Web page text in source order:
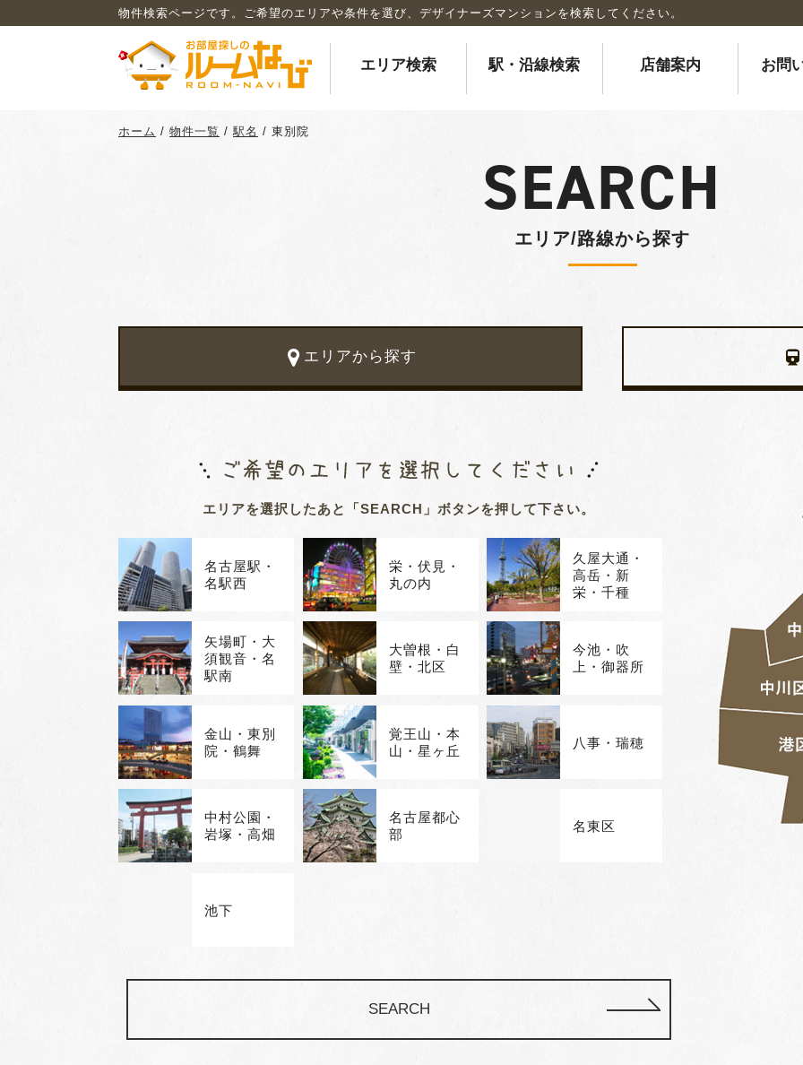
物件検索ページです。ご希望のエリアや条件を選び、デザイナーズマンションを検索してください。
エリア検索 駅・沿線検索 店舗案内 お問
ホーム / 物件一覧 /駅名 / 東別院
SEARCH
エリア/路線から探す
エリアから探す
エリアを選択したあと 「SEARCH」ボタンを押して下さい。
名古屋駅・
名駅西
栄・伏見・
丸の内
久屋大通・
高岳・新
栄・千種
矢場町・大
須観音・名
駅南
大曽根・白
壁・北区
今池・吹
上・御器所
金山・東別
院・鶴舞
覚王山・本
山・星ヶ丘
八事・瑞穂
中村公園・
岩塚・高畑
名古屋都心
部
名東区
池下
SEARCH